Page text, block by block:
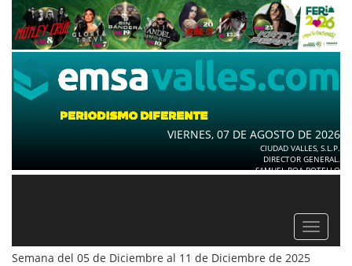
VIERNES, 07 DE AGOSTO DE 2026
CIUDAD VALLES, S.L.P.
DIRECTOR GENERAL.
SAMUEL ROA BOTELLO
Toggle
Semana del 05 de Diciembre al 11 de Diciembre de 2025